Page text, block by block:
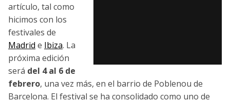
artículo, tal como
hicimos con los
festivales de
Madrid e Ibiza. La
próxima edición
será del 4 al 6 de
febrero, una vez más, en el barrio de Poblenou de
Barcelona. El festival se ha consolidado como uno de